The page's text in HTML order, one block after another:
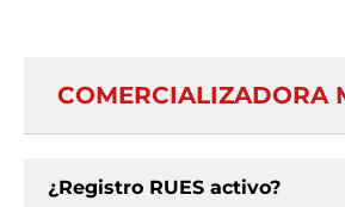
COMERCIALIZADORA
¿Registro RUES activo?